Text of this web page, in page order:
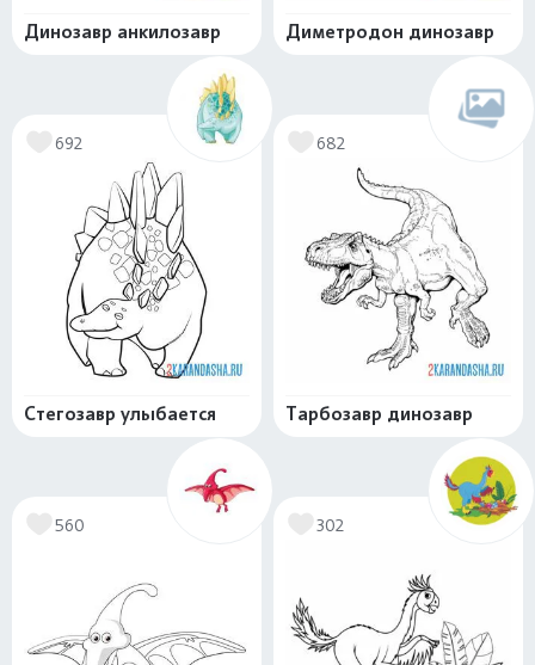
Динозавр анкилозавр Диметродон динозавр
692
Стегозавр улыбается
682
Тарбозавр динозавр
560 302